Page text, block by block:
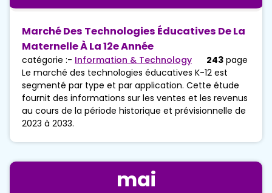
Marché Des Technologies Éducatives De La
Maternelle À La 12e Année
catégorie :- Information & Technology 243 page
Le marché des technologies éducatives K-12 est
segmenté par type et par application. Cette étude
fournit des informations sur les ventes et les revenus
au cours de la période historique et prévisionnelle de
2023 à 2033.
mai